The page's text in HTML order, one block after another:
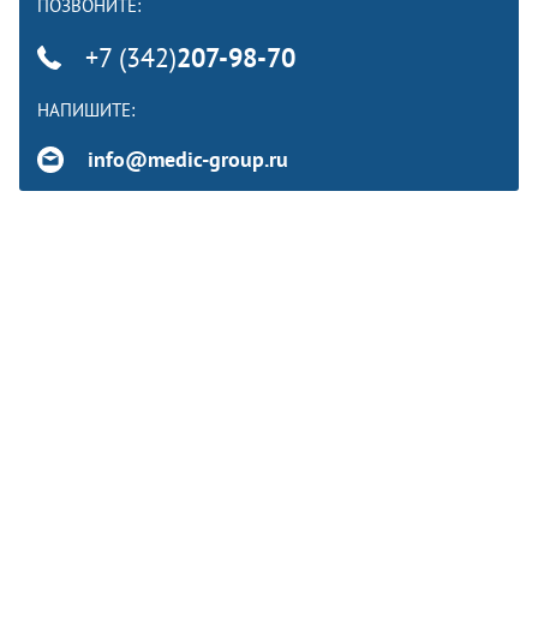
ПОЗВОНИТЕ:
+7 (342)207-98-70
НАПИШИТЕ:
info@medic-group.ru